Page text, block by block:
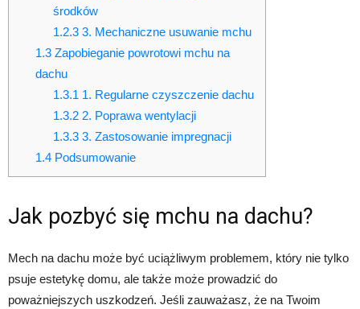
środków
1.2.3 3. Mechaniczne usuwanie mchu
1.3Zapobieganie powrotowi mchu na
dachu
1.3.1 1. Regularne czyszczenie dachu
1.3.2 2. Poprawa wentylacji
1.3.3 3. Zastosowanie impregnacji
1.4Podsumowanie
Jak pozbyć się mchu na dachu?
Mech na dachu może być uciążliwym problemem, który nie tylko
psuje estetykę domu, ale także może prowadzić do
poważniejszych uszkodzeń. Jeśli zauważasz, że na Twoim